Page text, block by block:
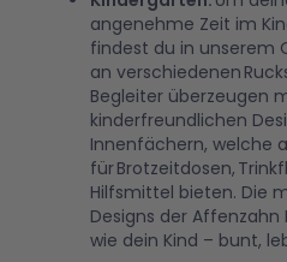
angenehme Zeit im
findest du in unserem
an verschiedenen
Begleiter überzeugen
kinderfreundlichen
Innenfächern, welche
für Brotzeitdosen,
Hilfsmittel bieten. Die
Designs der Affenzahn
wie dein Kind – bunt,